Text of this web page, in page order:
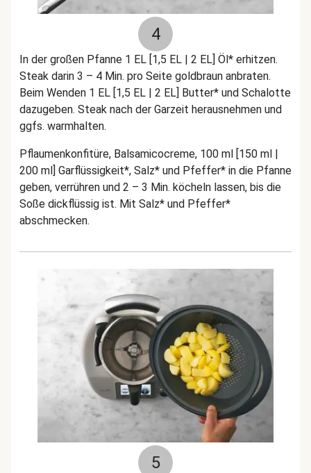
4
In der großen Pfanne 1 EL [1,5 EL | 2 EL] Öl* erhitzen.
Steak darin 3 – 4 Min. pro Seite goldbraun anbraten.
Beim Wenden 1 EL [1,5 EL | 2 EL] Butter* und Schalotte
dazugeben. Steak nach der Garzeit herausnehmen und
ggfs. warmhalten.
Pflaumenkonfitüre, Balsamicocreme, 100 ml [150 ml |
200 ml] Garflüssigkeit*, Salz* und Pfeffer* in die Pfanne
geben, verrühren und 2 – 3 Min. köcheln lassen, bis die
Soße dickflüssig ist. Mit Salz* und Pfeffer*
abschmecken.
5